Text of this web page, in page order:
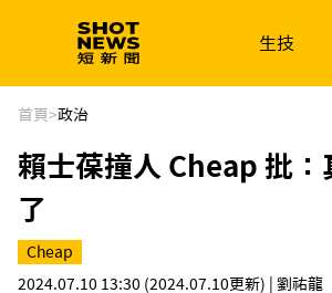
生技
生技 政治
新南向 體育
首頁>政治
賴士葆撞人 Cheap 批：
了
Cheap
2024.07.10 13:30 (2024.07.10更新) | 劉祐龍